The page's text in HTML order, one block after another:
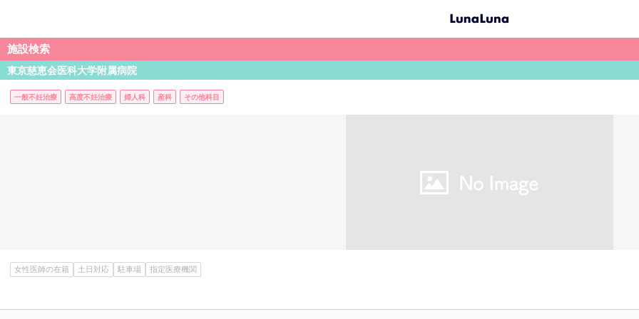
施設検索
東京慈恵会医科大学附属病院
一般不妊治療 高度不妊治療 婦人科 産科 その他科目
女性医師の在籍 土日対応 駐車場 指定医療機関